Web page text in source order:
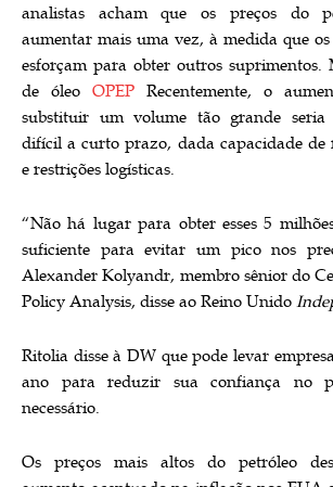
analistas acham que os preços do
aumentar mais uma vez, à medida que os
esforçam para obter outros suprimentos.
de óleo OPEP Recentemente, o
substituir um volume tão grande seria
difícil a curto prazo, dada capacidade de
e restrições logísticas.
“Não há lugar para obter esses 5
suficiente para evitar um pico nos
Alexander Kolyandr, membro sênior do
Policy Analysis, disse ao Reino Unido
Ritolia disse à DW que pode levar
ano para reduzir sua confiança no
necessário.
Os preços mais altos do petróleo